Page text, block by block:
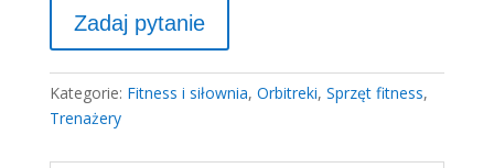
Kategorie: Fitness i siłownia, Orbitreki, Sprzęt fitness,
Trenażery